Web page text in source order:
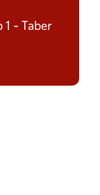
1 - Taber